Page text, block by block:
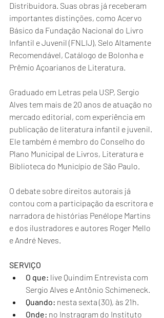
Distribuidora. Suas obras já receberam
importantes distinções, como Acervo
Básico da Fundação Nacional do Livro
Infantil e Juvenil (FNLIJ), Selo Altamente
Recomendável, Catálogo de Bolonha e
Prêmio Açoarianos de Literatura.
Graduado em Letras pela USP, Sergio
Alves tem mais de 20 anos de atuação no
mercado editorial, com experiência em
publicação de literatura infantil e juvenil.
Ele também é membro do Conselho do
Plano Municipal de Livros, Literatura e
Biblioteca do Município de São Paulo.
O debate sobre direitos autorais já
contou com a participação da escritora e
narradora de histórias Penélope Martins
e dos ilustradores e autores Roger Mello
e André Neves.
SERVIÇO
O que: live Quindim Entrevista com
Sergio Alves e Antônio Schimeneck.
Quando: nesta sexta (30), às 21h.
Onde: no Instragram do Instituto